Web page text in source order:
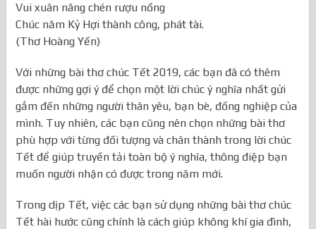
Vạn nẻo đường gặt hái thành công
Vui xuân nâng chén rượu nồng
Chúc năm Kỷ Hợi thành công, phát tài.
Với những bài thơ chúc Tết 2019, các bạn đã có thêm
được những gợi ý để chọn một lời chúc ý nghĩa nhất gửi
gắm đến những người thân yêu, bạn bè, đồng nghiệp của
mình. Tuy nhiên, các bạn cũng nên chọn những bài thơ
phù hợp với từng đối tượng và chân thành trong lời chúc
Tết để giúp truyền tải toàn bộ ý nghĩa, thông điệp bạn
Trong dịp Tết, việc các bạn sử dụng những bài thơ chúc